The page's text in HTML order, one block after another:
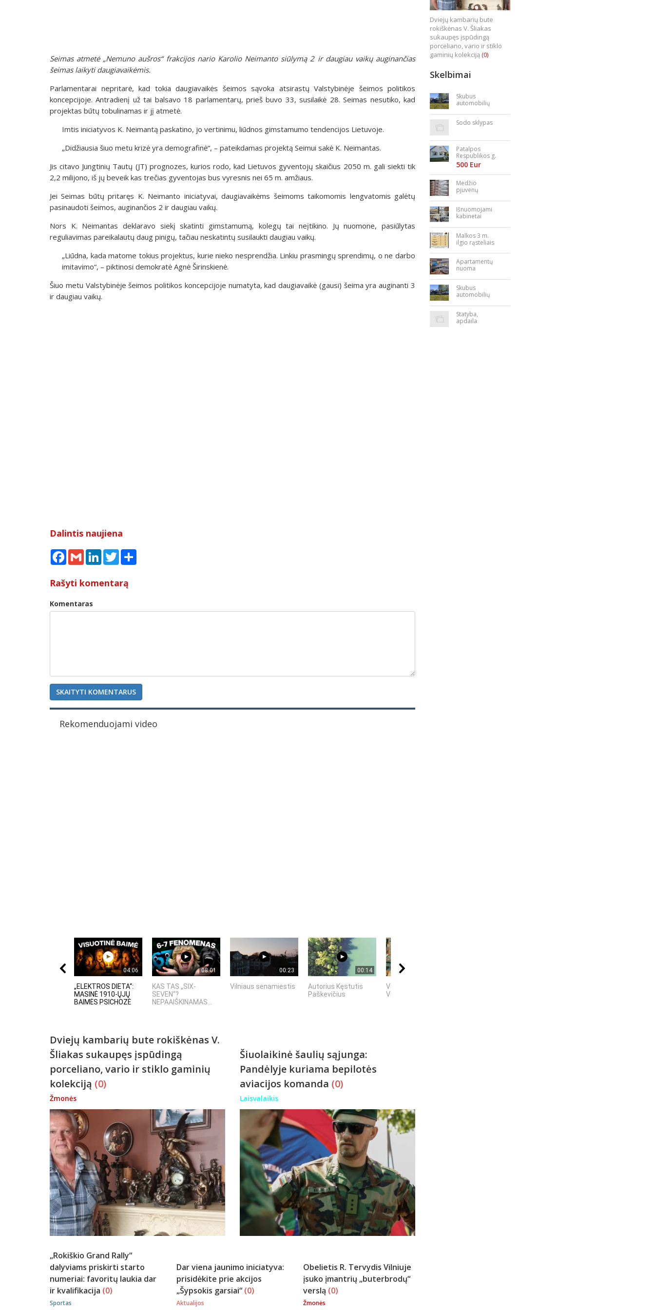
Seimas atmetė „Nemuno aušros“ frakcijos nario Karolio Neimanto siūlymą 2 ir daugiau vaikų auginančias
šeimas laikyti daugiavaikėmis.
Parlamentarai nepritarė, kad tokia daugiavaikės šeimos sąvoka atsirastų Valstybinėje šeimos politikos
koncepcijoje. Antradienį už tai balsavo 18 parlamentarų, prieš buvo 33, susilaikė 28. Seimas nesutiko, kad
projektas būtų tobulinamas ir jį atmetė.
Imtis iniciatyvos K. Neimantą paskatino, jo vertinimu, liūdnos gimstamumo tendencijos Lietuvoje.
„Didžiausia šiuo metu krizė yra demografinė“, – pateikdamas projektą Seimui sakė K. Neimantas.
Jis citavo Jungtinių Tautų (JT) prognozes, kurios rodo, kad Lietuvos gyventojų skaičius 2050 m. gali siekti tik
2,2 milijono, iš jų beveik kas trečias gyventojas bus vyresnis nei 65 m. amžiaus.
Jei Seimas būtų pritaręs K. Neimanto iniciatyvai, daugiavaikėms šeimoms taikomomis lengvatomis galėtų
pasinaudoti šeimos, auginančios 2 ir daugiau vaikų.
Nors K. Neimantas deklaravo siekį skatinti gimstamumą, kolegų tai neįtikino. Jų nuomone, pasiūlytas
reguliavimas pareikalautų daug pinigų, tačiau neskatintų susilaukti daugiau vaikų.
„Liūdna, kada matome tokius projektus, kurie nieko nesprendžia. Linkiu prasmingų sprendimų, o ne darbo
imitavimo“, – piktinosi demokratė Agnė Širinskienė.
Šiuo metu Valstybinėje šeimos politikos koncepcijoje numatyta, kad daugiavaikė (gausi) šeima yra auginanti 3
ir daugiau vaikų.
Dalintis naujiena
FacebookGmail LinkedInTwitter
Rašyti komentarą
Komentaras
SKAITYTI KOMENTARUS
Rekomenduojami video
04:06
„ELEKTROS DIETA“:
MASINĖ 1910-ŲJŲ
BAIMĖS PSICHOZĖ
08:01
KAS TAS „SIX-
SEVEN“?
NEPAAIŠKINAMAS...
00:23
Vilniaus senamiestis
00:14
Autorius Kęstutis
Paškevičius
Vilniaus senamiestis |
Vilniaus stogai
Dviejų kambarių bute rokiškėnas V.
Šliakas sukaupęs įspūdingą
porceliano, vario ir stiklo gaminių
kolekciją (0)
Žmonės
Šiuolaikinė šaulių sąjunga:
Pandėlyje kuriama bepilotės
aviacijos komanda (0)
Laisvalaikis
„Rokiškio Grand Rally“
dalyviams priskirti starto
numeriai: favoritų laukia dar
ir kvalifikacija (0)
Sportas
Dar viena jaunimo iniciatyva:
prisidėkite prie akcijos
„Šypsokis garsiai“ (0)
Aktualijos
Obelietis R. Tervydis Vilniuje
įsuko įmantrių „buterbrodų“
verslą (0)
Žmonės
Dviejų kambarių bute
rokiškėnas V. Šliakas
sukaupęs įspūdingą
porceliano, vario ir stiklo
gaminių kolekciją (0)
Skelbimai
Skubus
automobilių
Sodo sklypas
Patalpos
Respublikos g.
23
500 Eur
Medžio
pjuvenų
briketai
Išnuomojami
kabinetai
bės aikštėje
Malkos 3 m.
ilgio rąsteliais
Apartamentų
nuoma
Skubus
automobilių
Statyba,
apdaila